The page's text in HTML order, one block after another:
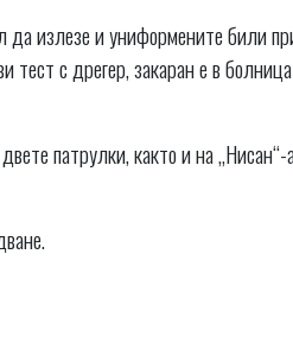
да излезе и униформените били
с дрегер, закаран е в
патрулки, както и на